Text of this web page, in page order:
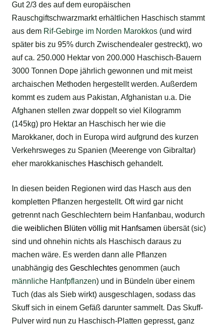
Gut 2/3 des auf dem europäischen
Rauschgiftschwarzmarkt erhältlichen Haschisch stammt
aus dem Rif-Gebirge im Norden Marokkos (und wird
später bis zu 95% durch Zwischendealer gestreckt), wo
auf ca. 250.000 Hektar von 200.000 Haschisch-Bauern
3000 Tonnen Dope jährlich gewonnen und mit meist
archaischen Methoden hergestellt werden. Außerdem
kommt es zudem aus Pakistan, Afghanistan u.a. Die
Afghanen stellen zwar doppelt so viel Kilogramm
(145kg) pro Hektar an Haschisch her wie die
Marokkaner, doch in Europa wird aufgrund des kurzen
Verkehrsweges zu Spanien (Meerenge von Gibraltar)
eher marokkanisches Haschisch gehandelt.
In diesen beiden Regionen wird das Hasch aus den
kompletten Pflanzen hergestellt. Oft wird gar nicht
getrennt nach Geschlechtern beim Hanfanbau, wodurch
die weiblichen Blüten völlig mit Hanfsamen übersät (sic)
sind und ohnehin nichts als Haschisch daraus zu
machen wäre. Es werden dann alle Pflanzen
unabhängig des Geschlechtes genommen (auch
männliche Hanfpflanzen) und in Bündeln über einem
Tuch (das als Sieb wirkt) ausgeschlagen, sodass das
Skuff sich in einem Gefäß darunter sammelt. Das Skuff-
Pulver wird nun zu Haschisch-Platten gepresst, ganz